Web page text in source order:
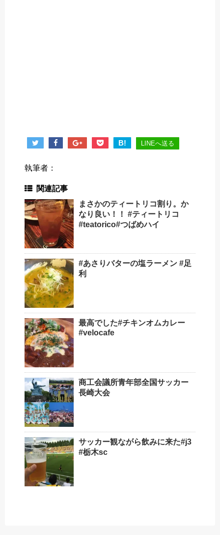
B! LINEへ送る
執筆者：
関連記事
まさかのティートリコ割り。か
なり良い！！ #ティートリコ
#teatorico#つばめハイ
#あさりバターの塩ラーメン #足
利
最高でした️#チキンオムカレー
#velocafe
商工会議所青年部全国サッカー
長崎大会
サッカー観ながら飲みに来た#j3
#栃木sc